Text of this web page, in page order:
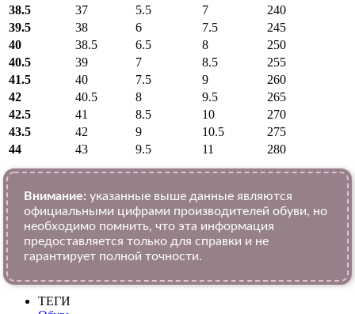
38.5
37 5.5 7
240
39.5
38 6 7.5
245
40
38.5 6.5 8
250
40.5
39 7 8.5
255
41.5
40 7.5 9
260
42
40.5 8 9.5
265
42.5
41 8.5 10
270
43.5
42 9 10.5
275
44
43 9.5 11 280
Внимание: указанные выше данные являются
официальными цифрами производителей обуви, но
необходимо помнить, что эта информация
предоставляется только для справки и не
гарантирует полной точности.
ТЕГИ